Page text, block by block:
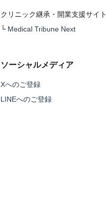
クリニック継承・開業支援サイト
└ Medical Tribune Next
ソーシャルメディア
Xへのご登録
LINEへのご登録